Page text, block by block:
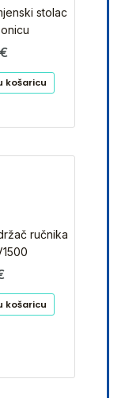
stolac
€
košaricu
ručnika
košaricu